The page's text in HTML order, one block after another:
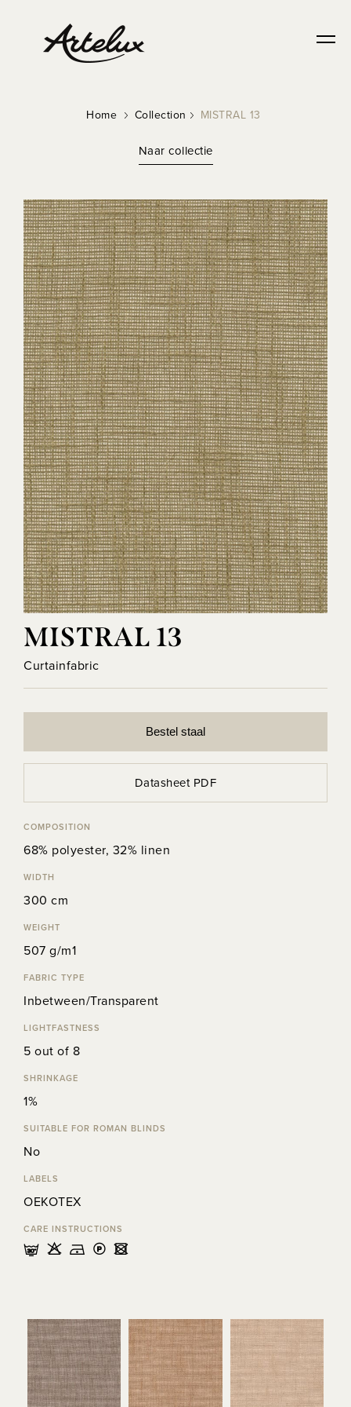
Home Collection MISTRAL 13
Naar collectie
MISTRAL 13
Curtainfabric
Bestel staal
Datasheet PDF
COMPOSITION
68% polyester, 32% linen
WIDTH
300 cm
WEIGHT
507 g/m1
FABRIC TYPE
Inbetween/Transparent
LIGHTFASTNESS
5 out of 8
SHRINKAGE
1%
SUITABLE FOR ROMAN BLINDS
No
LABELS
OEKOTEX
CARE INSTRUCTIONS
mHDLU